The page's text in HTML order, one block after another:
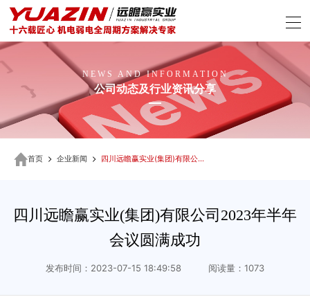
NEWS AND INFORMATION
公司动态及行业资讯分享
首页 企业新闻 四川远瞻赢实业(集团)有限公司2023年半年会议圆满成功
四川远瞻赢实业(集团)有限公司2023年半年
会议圆满成功
发布时间：2023-07-15 18:49:58 阅读量：1073